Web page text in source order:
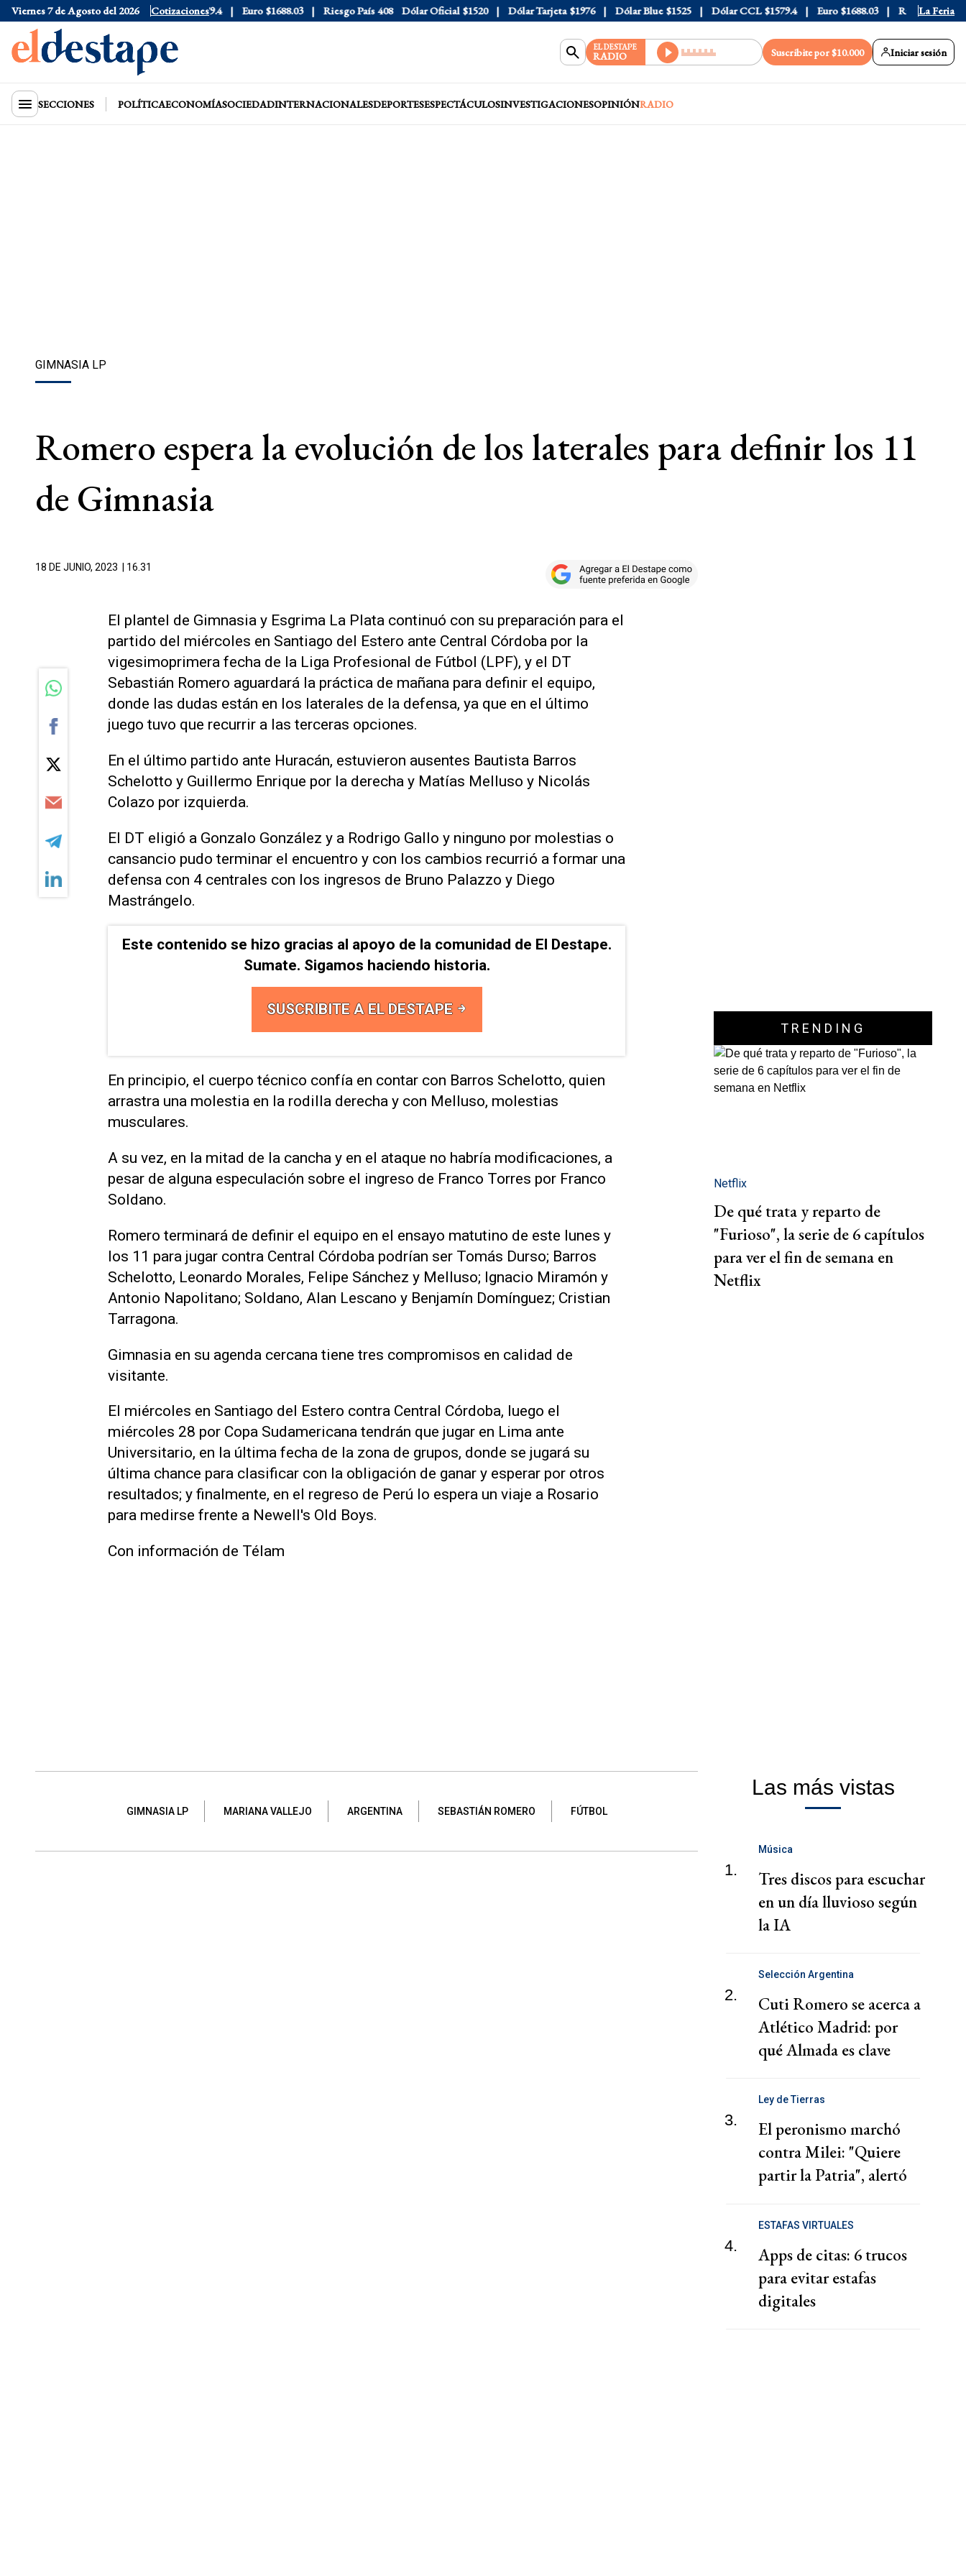
Viernes 7 de Agosto del 2026 Cotizaciones
Dólar Blue $1525 Dólar CCL $1579.4 Euro $1688.03 Riesgo País 408 Dólar Oficial $1520 Dólar Tarjeta $1976 Dólar Blue $1525 Dólar CCL $1579.4 Euro $1688.03 Riesgo País 408
La Feria
EL DESTAPE
RADIO Suscribite por $10.000 Iniciar sesión
SECCIONES POLÍTICAECONOMÍASOCIEDADINTERNACIONALESDEPORTESESPECTÁCULOSINVESTIGACIONESOPINIÓNRADIO
GIMNASIA LP
Romero espera la evolución de los laterales para definir los 11
de Gimnasia
18 DE JUNIO, 2023 | 16.31
El plantel de Gimnasia y Esgrima La Plata continuó con su preparación para el
partido del miércoles en Santiago del Estero ante Central Córdoba por la
vigesimoprimera fecha de la Liga Profesional de Fútbol (LPF), y el DT
Sebastián Romero aguardará la práctica de mañana para definir el equipo,
donde las dudas están en los laterales de la defensa, ya que en el último
juego tuvo que recurrir a las terceras opciones.
En el último partido ante Huracán, estuvieron ausentes Bautista Barros
Schelotto y Guillermo Enrique por la derecha y Matías Melluso y Nicolás
Colazo por izquierda.
El DT eligió a Gonzalo González y a Rodrigo Gallo y ninguno por molestias o
cansancio pudo terminar el encuentro y con los cambios recurrió a formar una
defensa con 4 centrales con los ingresos de Bruno Palazzo y Diego
Mastrángelo.
Este contenido se hizo gracias al apoyo de la comunidad de El Destape.
Sumate. Sigamos haciendo historia.
SUSCRIBITE A EL DESTAPE
En principio, el cuerpo técnico confía en contar con Barros Schelotto, quien
arrastra una molestia en la rodilla derecha y con Melluso, molestias
musculares.
A su vez, en la mitad de la cancha y en el ataque no habría modificaciones, a
pesar de alguna especulación sobre el ingreso de Franco Torres por Franco
Soldano.
Romero terminará de definir el equipo en el ensayo matutino de este lunes y
los 11 para jugar contra Central Córdoba podrían ser Tomás Durso; Barros
Schelotto, Leonardo Morales, Felipe Sánchez y Melluso; Ignacio Miramón y
Antonio Napolitano; Soldano, Alan Lescano y Benjamín Domínguez; Cristian
Tarragona.
Gimnasia en su agenda cercana tiene tres compromisos en calidad de
visitante.
El miércoles en Santiago del Estero contra Central Córdoba, luego el
miércoles 28 por Copa Sudamericana tendrán que jugar en Lima ante
Universitario, en la última fecha de la zona de grupos, donde se jugará su
última chance para clasificar con la obligación de ganar y esperar por otros
resultados; y finalmente, en el regreso de Perú lo espera un viaje a Rosario
para medirse frente a Newell's Old Boys.
Con información de Télam
GIMNASIA LP MARIANA VALLEJO ARGENTINA SEBASTIÁN ROMERO FÚTBOL
TRENDING
Netflix
De qué trata y reparto de
"Furioso", la serie de 6 capítulos
para ver el fin de semana en
Netflix
Las más vistas
1.
Música
Tres discos para escuchar
en un día lluvioso según
la IA
2.
Selección Argentina
Cuti Romero se acerca a
Atlético Madrid: por
qué Almada es clave
3.
Ley de Tierras
El peronismo marchó
contra Milei: "Quiere
partir la Patria", alertó
4.
ESTAFAS VIRTUALES
Apps de citas: 6 trucos
para evitar estafas
digitales